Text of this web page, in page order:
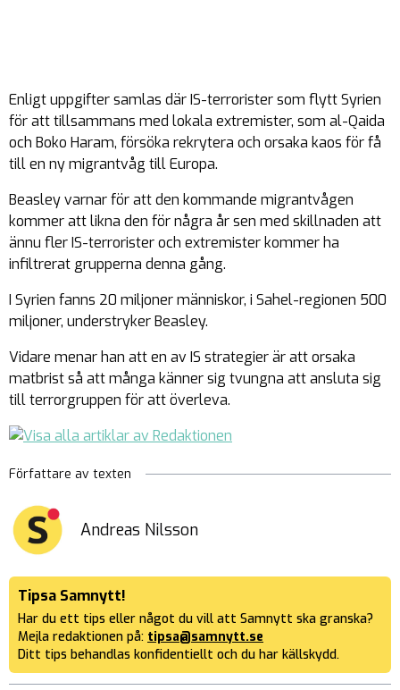
Enligt uppgifter samlas där IS-terrorister som flytt Syrien
för att tillsammans med lokala extremister, som al-Qaida
och Boko Haram, försöka rekrytera och orsaka kaos för få
till en ny migrantvåg till Europa.
Beasley varnar för att den kommande migrantvågen
kommer att likna den för några år sen med skillnaden att
ännu fler IS-terrorister och extremister kommer ha
infiltrerat grupperna denna gång.
I Syrien fanns 20 miljoner människor, i Sahel-regionen 500
miljoner, understryker Beasley.
Vidare menar han att en av IS strategier är att orsaka
matbrist så att många känner sig tvungna att ansluta sig
till terrorgruppen för att överleva.
Författare av texten
Andreas Nilsson
Tipsa Samnytt!
Har du ett tips eller något du vill att Samnytt ska granska?
Mejla redaktionen på: tipsa@samnytt.se
Ditt tips behandlas konfidentiellt och du har källskydd.